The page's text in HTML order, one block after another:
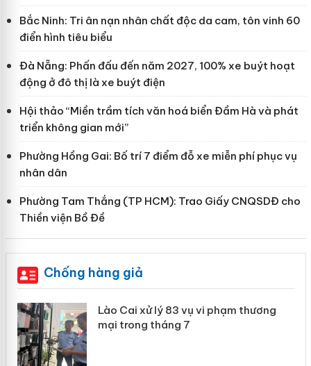
Bắc Ninh: Tri ân nạn nhân chất độc da cam, tôn vinh 60
điển hình tiêu biểu
Đà Nẵng: Phấn đấu đến năm 2027, 100% xe buýt hoạt
động ở đô thị là xe buýt điện
Hội thảo “Miền trầm tích văn hoá biển Đầm Hà và phát
triển không gian mới”
Phường Hồng Gai: Bố trí 7 điểm đỗ xe miễn phí phục vụ
nhân dân
Phường Tam Thắng (TP HCM): Trao Giấy CNQSDĐ cho
Thiền viện Bồ Đề
Chống hàng giả
Lào Cai xử lý 83 vụ vi phạm thương
mại trong tháng 7